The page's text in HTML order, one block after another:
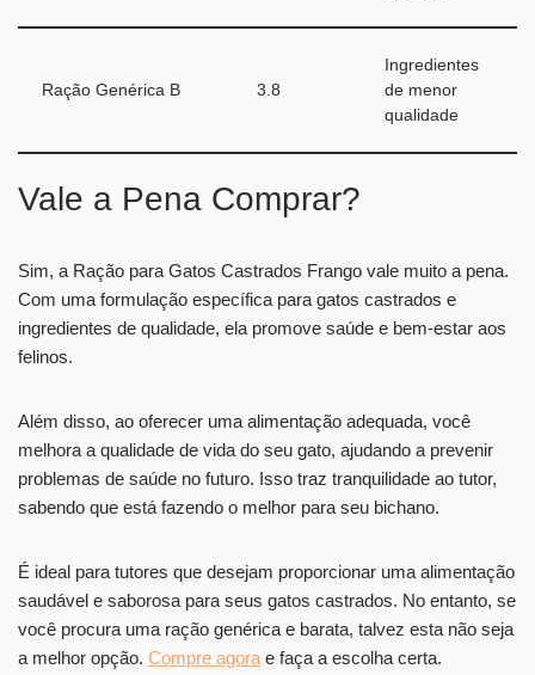
Ração Genérica B 3.8
Ingredientes
de menor
qualidade
Vale a Pena Comprar?
Sim, a Ração para Gatos Castrados Frango vale muito a pena.
Com uma formulação específica para gatos castrados e
ingredientes de qualidade, ela promove saúde e bem-estar aos
felinos.
Além disso, ao oferecer uma alimentação adequada, você
melhora a qualidade de vida do seu gato, ajudando a prevenir
problemas de saúde no futuro. Isso traz tranquilidade ao tutor,
sabendo que está fazendo o melhor para seu bichano.
É ideal para tutores que desejam proporcionar uma alimentação
saudável e saborosa para seus gatos castrados. No entanto, se
você procura uma ração genérica e barata, talvez esta não seja
a melhor opção. Compre agora e faça a escolha certa.